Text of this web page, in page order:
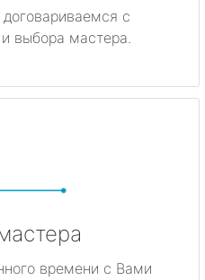
с
выбора мастера.
времени с Вами